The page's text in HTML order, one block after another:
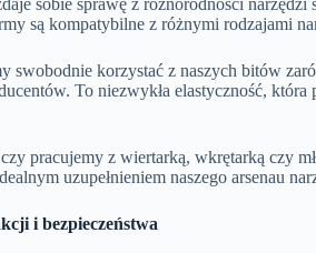
są kompatybilne z różnymi rodzajami
swobodnie korzystać z naszych bitów
To niezwykła elastyczność,
pracujemy z wiertarką, wkrętarką czy
uzupełnieniem naszego arsenau
i bezpieczeństwa